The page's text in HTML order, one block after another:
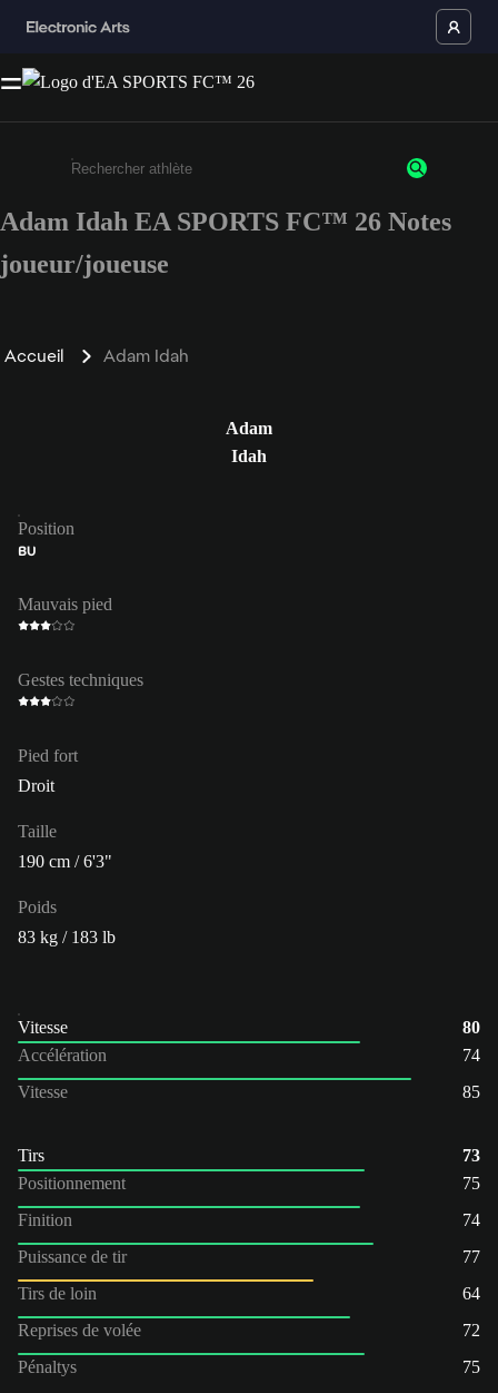
Saisissez au moins 3 caractères ou chiffres.
Adam Idah EA SPORTS FC™ 26 Notes
joueur/joueuse
Accueil Adam Idah
Adam
Idah
Position
BU
Mauvais pied
Gestes techniques
Pied fort
Droit
Taille
190 cm / 6'3"
Poids
83 kg / 183 lb
Vitesse
80
Accélération
74
Vitesse
85
Tirs
73
Positionnement
75
Finition
74
Puissance de tir
77
Tirs de loin
64
Reprises de volée
72
Pénaltys
75